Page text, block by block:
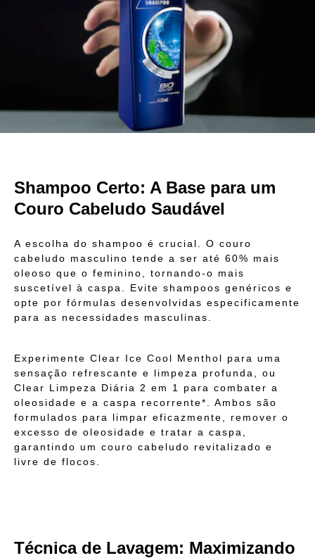
Shampoo Certo: A Base para um
Couro Cabeludo Saudável
A escolha do shampoo é crucial. O couro
cabeludo masculino tende a ser até 60% mais
oleoso que o feminino, tornando-o mais
suscetível à caspa. Evite shampoos genéricos e
opte por fórmulas desenvolvidas especificamente
para as necessidades masculinas.
Experimente Clear Ice Cool Menthol para uma
sensação refrescante e limpeza profunda, ou
Clear Limpeza Diária 2 em 1 para combater a
oleosidade e a caspa recorrente*. Ambos são
formulados para limpar eficazmente, remover o
excesso de oleosidade e tratar a caspa,
garantindo um couro cabeludo revitalizado e
livre de flocos.
Técnica de Lavagem: Maximizando